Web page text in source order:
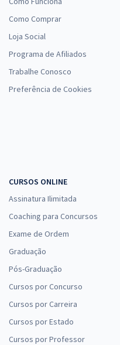
Como Comprar
Loja Social
Programa de Afiliados
Trabalhe Conosco
Preferência de Cookies
CURSOS ONLINE
Assinatura Ilimitada
Coaching para Concursos
Exame de Ordem
Graduação
Pós-Graduação
Cursos por Concurso
Cursos por Carreira
Cursos por Estado
Cursos por Professor